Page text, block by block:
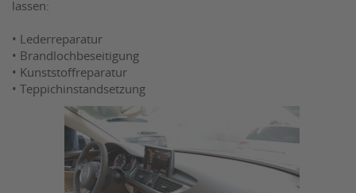
lassen:
• Lederreparatur
• Brandlochbeseitigung
• Kunststoffreparatur
• Teppichinstandsetzung